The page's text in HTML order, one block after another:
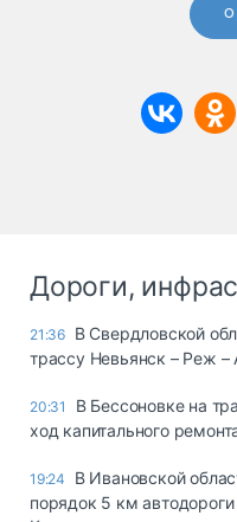
Дороги,
21:36 В Свердловской
трассу Невьянск – Реж –
20:31
В Бессоновке на
ход капитального
19:24
В Ивановской
порядок 5 км